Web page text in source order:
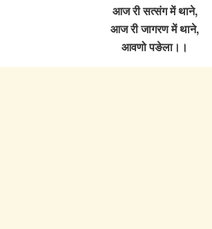
आज री सत्संग में थाने,
आज री जागरण में थाने,
आवणो पङेला।।